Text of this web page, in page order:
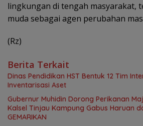
lingkungan di tengah masyarakat,
muda sebagai agen perubahan
(Rz)
Berita Terkait
Dinas Pendidikan HST Bentuk 12 Tim
Inventarisasi Aset
Gubernur Muhidin Dorong Perikanan
Kalsel Tinjau Kampung Gabus Haruan
GEMARIKAN